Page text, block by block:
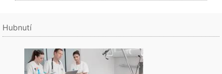
Hubnutí